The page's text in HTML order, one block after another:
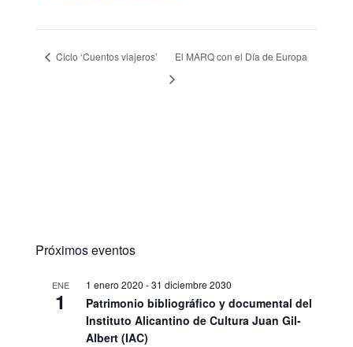
Ciclo ‘Cuentos viajeros’ El MARQ con el Día de Europa
Próximos eventos
ENE
1
1 enero 2020 -31 diciembre 2030
Patrimonio bibliográfico y documental del
Instituto Alicantino de Cultura Juan Gil-
Albert (IAC)